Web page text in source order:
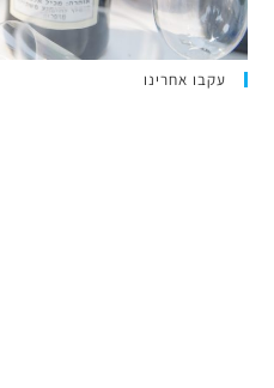
עקבו אחרינו